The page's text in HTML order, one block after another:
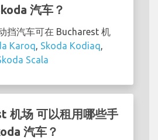
汽车？
挡汽车可在 Bucharest 机
Karoq, Skoda Kodiaq,
Scala
机场 可以租用哪些手
汽车？